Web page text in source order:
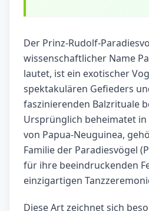
Der Prinz-Rudolf-
wissenschaftlicher Name
lautet, ist ein exotischer
spektakulären Gefieders
faszinierenden Balzrituale
Ursprünglich beheimatet in
von Papua-Neuguinea,
Familie der Paradiesvögel
für ihre beeindruckenden
einzigartigen
Diese Art zeichnet sich